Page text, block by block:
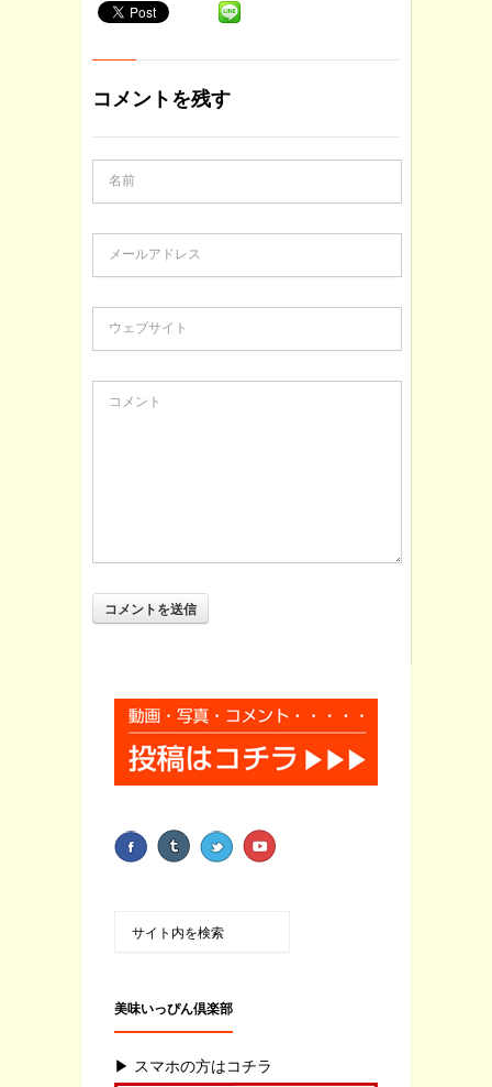
コメントを残す
名前
メールアドレス
ウェブサイト
コメント
美味いっぴん倶楽部
▶ スマホの方はコチラ